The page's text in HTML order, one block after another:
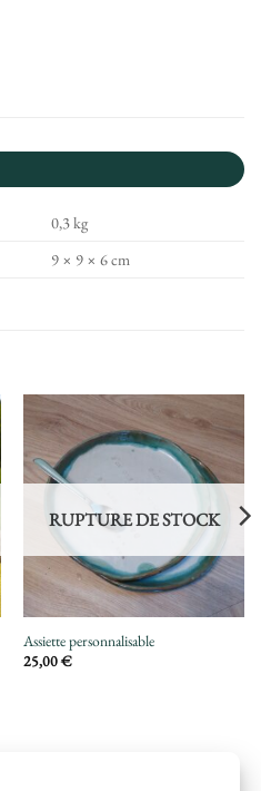
0,3 kg
9 × 9 × 6 cm
RUPTURE DE STOCK
Assiette personnalisable
25,00€